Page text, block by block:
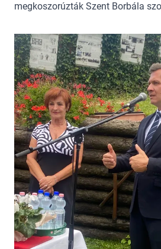
megkoszorúzták Szent Borbála